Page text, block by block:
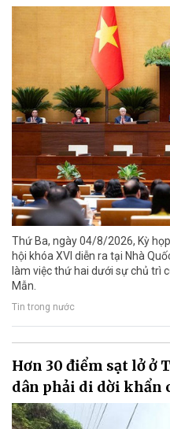
Thứ Ba, ngày 04/8/2026, Kỳ
hội khóa XVI diễn ra tại Nhà
làm việc thứ hai dưới sự chủ trì
Mẫn.
Tin trong nước
Hơn 30 điểm sạt lở ở
dân phải di dời khẩn